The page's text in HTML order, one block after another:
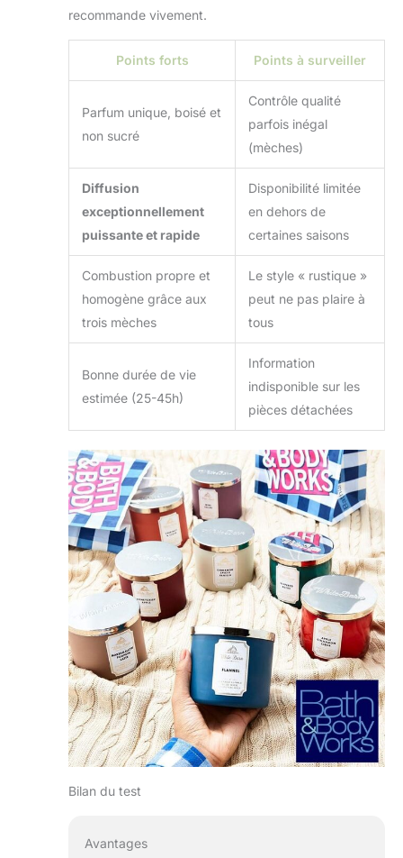
recommande vivement.
Points forts Points à surveiller
Parfum unique, boisé et
non sucré
Contrôle qualité
parfois inégal
(mèches)
Diffusion
exceptionnellement
puissante et rapide
Disponibilité limitée
en dehors de
certaines saisons
Combustion propre et
homogène grâce aux
trois mèches
Le style « rustique »
peut ne pas plaire à
tous
Bonne durée de vie
estimée (25-45h)
Information
indisponible sur les
pièces détachées
Bilan du test
Avantages